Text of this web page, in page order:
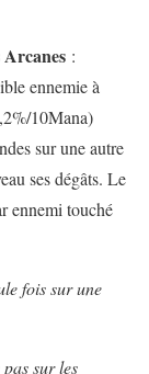
Arcanes :
ennemie à
10Mana)
sur une autre
ses dégâts. Le
ennemi touché
fois sur une
sur les